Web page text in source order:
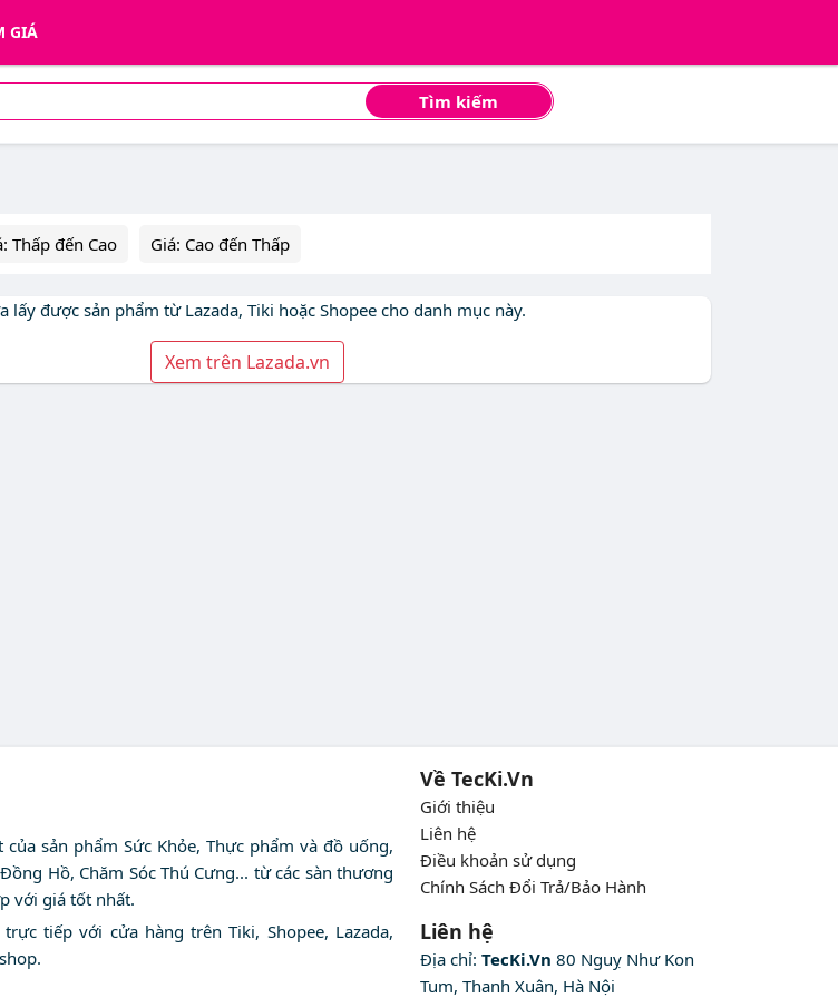
GIÁ
Tìm kiếm
Thấp đến Cao Giá: Cao đến Thấp
lấy được sản phẩm từ Lazada, Tiki hoặc Shopee cho danh mục này.
Xem trên Lazada.vn
sản phẩm Sức Khỏe, Thực phẩm và đồ uống,
Hồ, Chăm Sóc Thú Cưng... từ các sàn thương
với giá tốt nhất.
tiếp với cửa hàng trên Tiki, Shopee, Lazada,
Về TecKi.Vn
Giới thiệu
Liên hệ
Điều khoản sử dụng
Chính Sách Đổi Trả/Bảo Hành
Liên hệ
Địa chỉ: TecKi.Vn 80 Nguỵ Như Kon
Tum, Thanh Xuân, Hà Nội